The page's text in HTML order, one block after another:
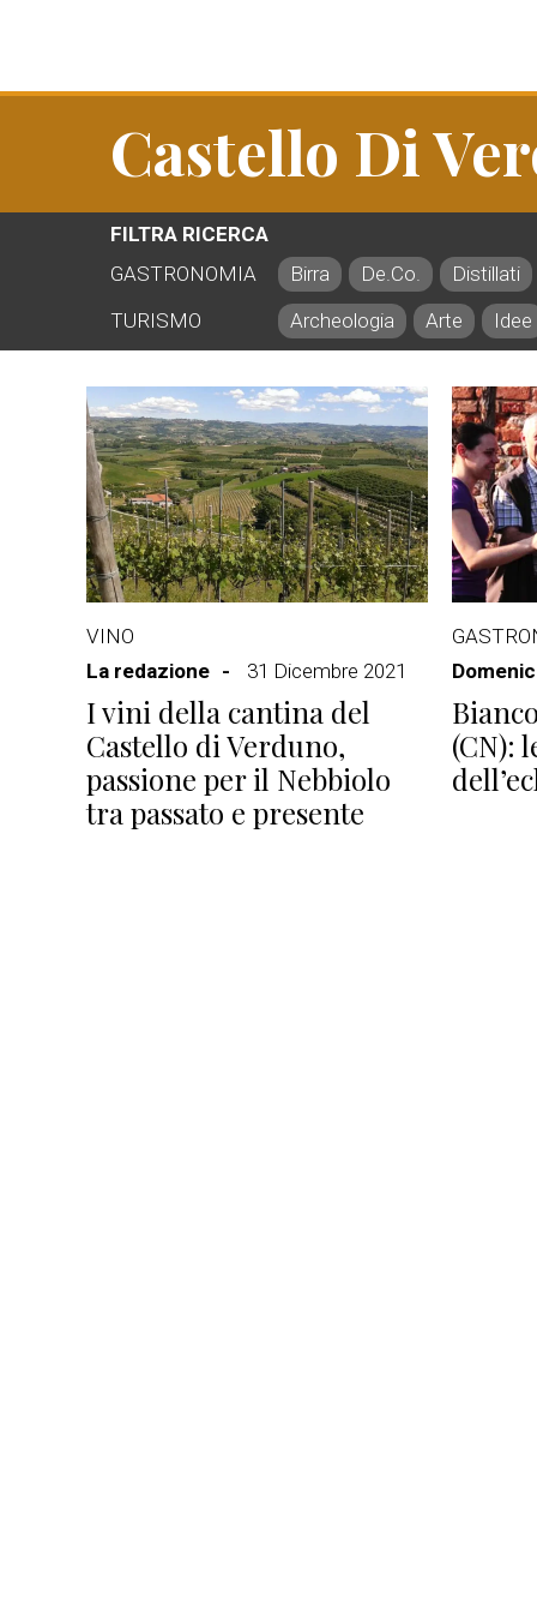
Castello Di
FILTRA RICERCA
GASTRONOMIA
Birra De.Co.
Distillati
TURISMO
Archeologia Arte Idee
VINO
La redazione
31 Dicembre 2021
I vini della cantina del
Castello di Verduno,
passione per il Nebbiolo
tra passato e presente
(CN):